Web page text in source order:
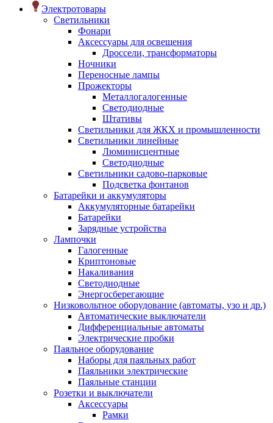
Электротовары
Светильники
Фонари
Аксессуары для освещения
Дроссели, трансформаторы
Ночники
Переносные лампы
Прожекторы
Металлогалогенные
Светодиодные
Штативы
Светильники для ЖКХ и промышленности
Светильники линейные
Люминисцентные
Светодиодные
Светильники садово-парковые
Подсветка фонтанов
Батарейки и аккумуляторы
Аккумуляторные батарейки
Батарейки
Зарядные устройства
Лампочки
Галогенные
Криптоновые
Накаливания
Светодиодные
Энергосберегающие
Низковольтное оборудование (автоматы, узо и др.)
Автоматические выключатели
Дифференциальные автоматы
Электрические пробки
Паяльное оборудование
Наборы для паяльных работ
Паяльники электрические
Паяльные станции
Розетки и выключатели
Аксессуары
Рамки